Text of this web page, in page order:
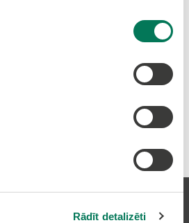
Rādīt detalizēti